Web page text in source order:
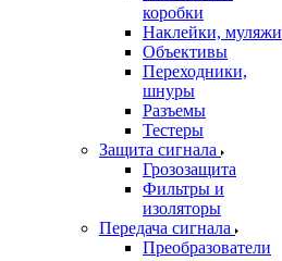
коробки
Наклейки, муляжи
Объективы
Переходники,
шнуры
Разъемы
Тестеры
Защита сигнала
Грозозащита
Фильтры и
изоляторы
Передача сигнала
Преобразователи